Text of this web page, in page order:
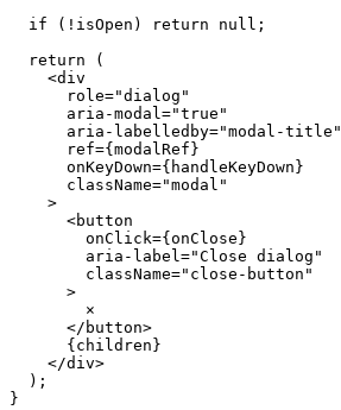
  if
( ! isOpen) return null ;
  return
(
    <
div
      role
="dialog"
      aria-modal
="true"
      aria-labelledby
="modal-title"
      ref
={modalRef}
      onKeyDown
={handleKeyDown}
      className
="modal"
    >
      <
button
        onClick
={onClose}
        aria-label
="Close dialog"
        className
="close-button"
      >
        ×
      </
button>
      {children}
    </
div>
  );
}